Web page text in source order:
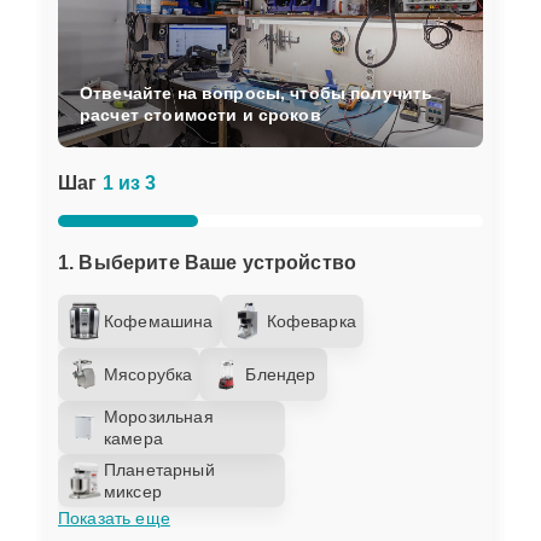
Шаг 1 из 3
1. Выберите Ваше устройство
Кофемашина Кофеварка
Мясорубка Блендер
Морозильная
камера
Планетарный
миксер
Показать еще
Отвечайте на вопросы, чтобы получить
расчет стоимости и сроков